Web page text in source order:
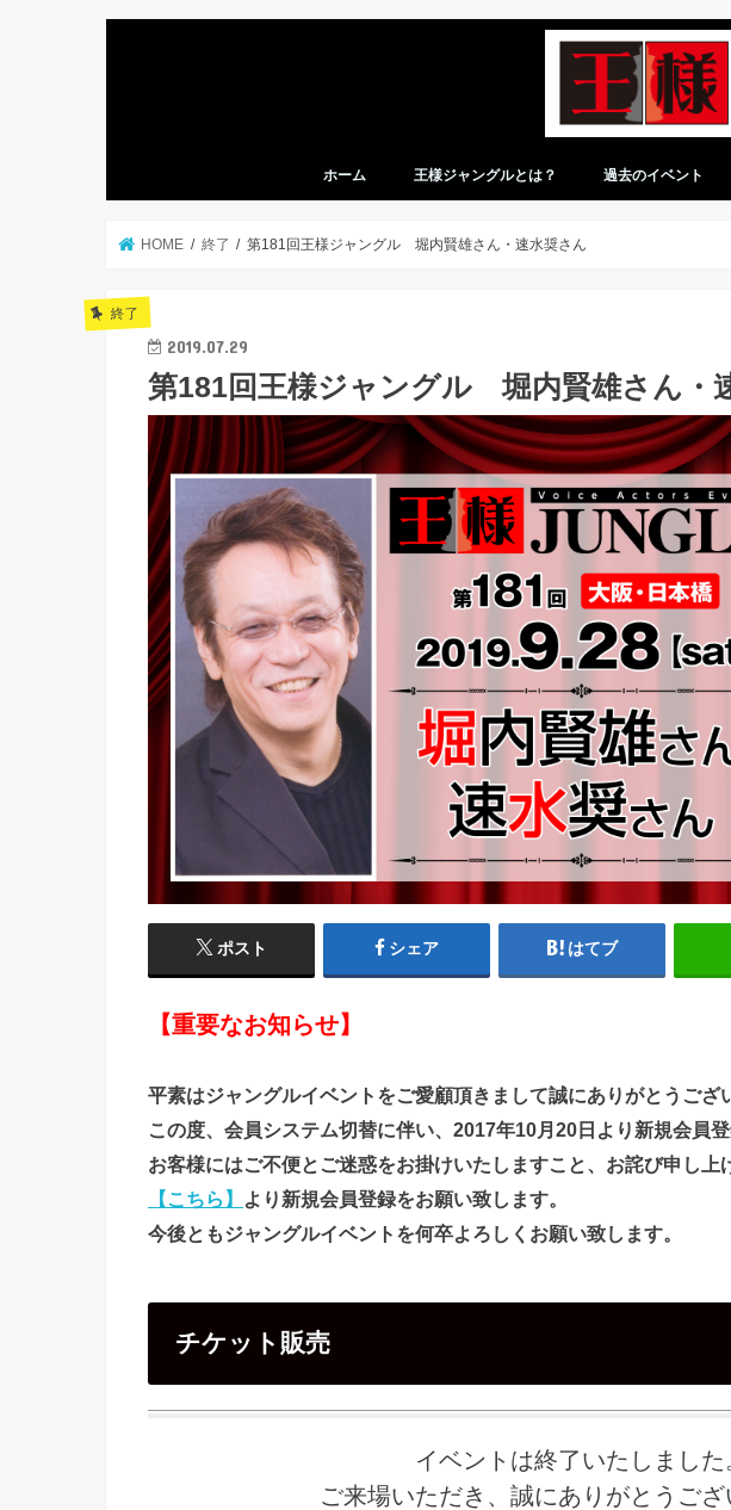
ホーム 王様ジャングルとは？ 過去のイベント
HOME 終了 第181回王様ジャングル 堀内賢雄さん・速水奨さん
終了
2019.07.29
第181回王様ジャングル 堀内賢雄さん・
ポスト シェア はてブ
【重要なお知らせ】
平素はジャングルイベントをご愛顧頂きまして誠にありがとうござ
この度、会員システム切替に伴い、2017年10月20日より新規会員
お客様にはご不便とご迷惑をお掛けいたしますこと、お詫び申し上
【こちら】
より新規会員登録をお願い致します。
今後ともジャングルイベントを何卒よろしくお願い致します。
チケット販売
イベントは終了いたしました
ご来場いただき、誠にありがとうござ